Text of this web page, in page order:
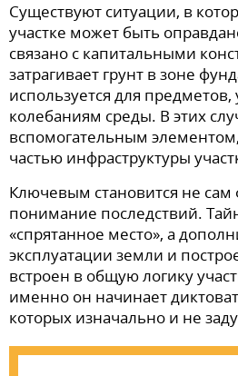
Существуют ситуации, в
участке может быть
связано с капитальными
затрагивает грунт в зоне
используется для
колебаниям среды. В этих
вспомогательным
частью инфраструктуры
Ключевым становится не сам
понимание последствий.
«спрятанное место», а
эксплуатации земли и
встроен в общую логику
именно он начинает
которых изначально и не